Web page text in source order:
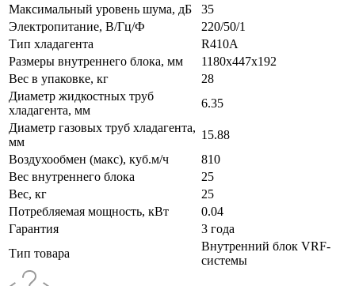
Максимальный уровень шума, дБ
35
Электропитание, В/Гц/Ф
220/50/1
Тип хладагента
R410A
Размеры внутреннего блока, мм
1180x447x192
Вес в упаковке, кг
28
Диаметр жидкостных труб
хладагента, мм
6.35
Диаметр газовых труб хладагента,
мм
15.88
Воздухообмен (макс), куб.м/ч
810
Вес внутреннего блока
25
Вес, кг
25
Потребляемая мощность, кВт
0.04
Гарантия
3 года
Тип товара
Внутренний блок VRF-
системы